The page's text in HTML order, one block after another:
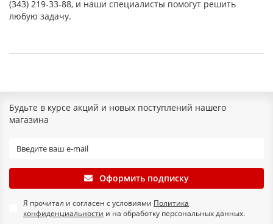
(343) 219-33-88, и наши специалисты помогут решить
любую задачу.
Будьте в курсе акций и новых поступлений нашего
магазина
Оформить подписку
Я прочитал и согласен с условиями Политика
конфиденциальности и на обработку персональных данных.